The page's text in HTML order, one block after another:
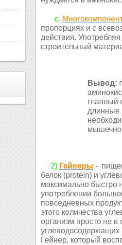
c.
пропорциях и с
действия.
строительный
Вывод:
главный
длинные
2) Гейнеры -
белок (protein) и
максимально быстро
употреблении
повседневных
этого количества
организм просто не в
углеводосодержащих
Гейнер, который